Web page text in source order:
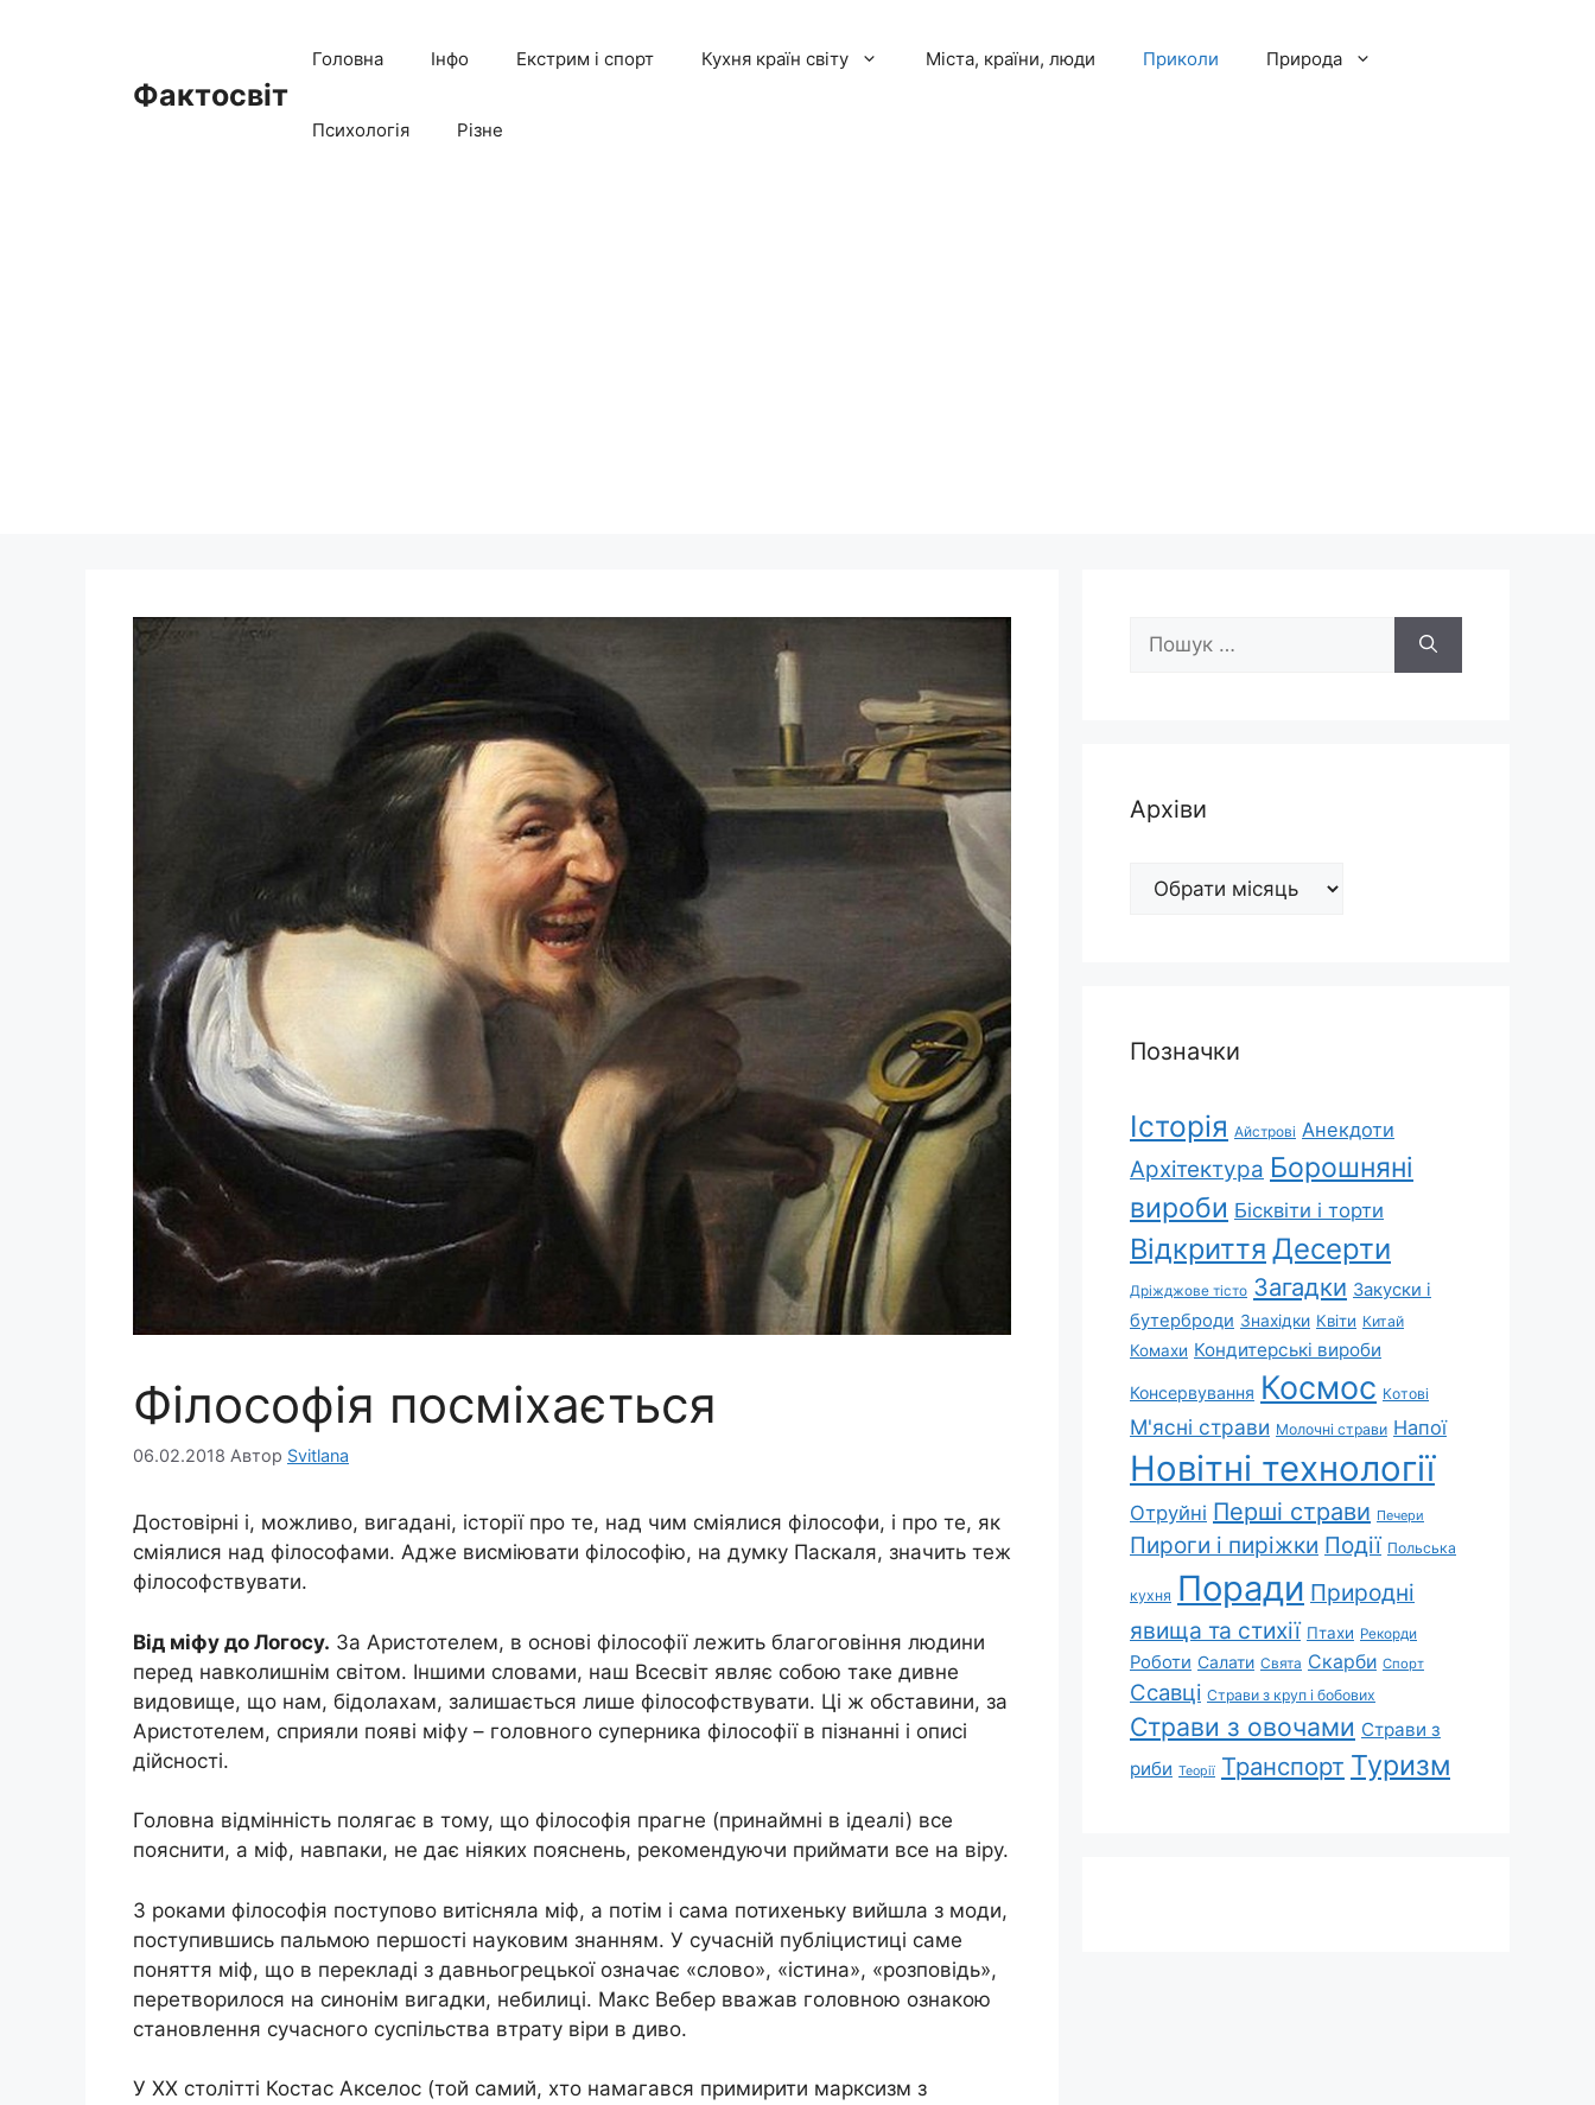
Фактосвіт
Головна Інфо Екстрим і спорт Кухня країн світу Міста, країни, люди Приколи Природа
Психологія Різне
Філософія посміхається
06.02.2018 Автор Svitlana
Достовірні і, можливо, вигадані, історії про те, над чим сміялися філософи, і про те, як
сміялися над філософами. Адже висміювати філософію, на думку Паскаля, значить теж
філософствувати.
Від міфу до Логосу. За Аристотелем, в основі філософії лежить благоговіння людини
перед навколишнім світом. Іншими словами, наш Всесвіт являє собою таке дивне
видовище, що нам, бідолахам, залишається лише філософствувати. Ці ж обставини, за
Аристотелем, сприяли появі міфу – головного суперника філософії в пізнанні і описі
дійсності.
Головна відмінність полягає в тому, що філософія прагне (принаймні в ідеалі) все
пояснити, а міф, навпаки, не дає ніяких пояснень, рекомендуючи приймати все на віру.
З роками філософія поступово витісняла міф, а потім і сама потихеньку вийшла з моди,
поступившись пальмою першості науковим знанням. У сучасній публіцистиці саме
поняття міф, що в перекладі з давньогрецької означає «слово», «істина», «розповідь»,
перетворилося на синонім вигадки, небилиці. Макс Вебер вважав головною ознакою
становлення сучасного суспільства втрату віри в диво.
У XX столітті Костас Акселос (той самий, хто намагався примирити марксизм з
Пошук:
Архіви
Архіви
Позначки
Історія Айстрові Анекдоти
Архітектура Борошняні
вироби Бісквіти і торти
Відкриття Десерти
Дріжджове тісто Загадки Закуски і
бутерброди Знахідки Квіти Китай
Комахи Кондитерські вироби
Консервування Космос Котові
М'ясні страви Молочні страви Напої
Новітні технології
Отруйні Перші страви Печери
Пироги і пиріжки Події Польська
кухня Поради Природні
явища та стихії Птахи Рекорди
Роботи Салати Свята Скарби Спорт
Ссавці Страви з круп і бобових
Страви з овочами Страви з
риби Теорії Транспорт Туризм